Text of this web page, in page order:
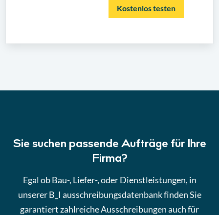
Kostenlos testen
Sie suchen passende Aufträge für Ihre
Firma?
Egal ob Bau-, Liefer-, oder Dienstleistungen, in
unserer B_I ausschreibungsdatenbank finden Sie
garantiert zahlreiche Ausschreibungen auch für